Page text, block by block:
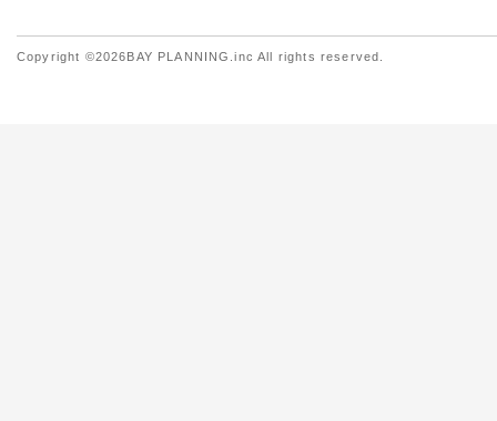
Copyright ©2026BAY PLANNING.inc All rights reserved.